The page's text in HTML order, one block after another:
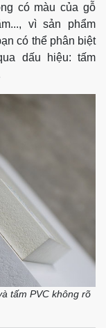
có màu của gỗ
vì sản phẩm
có thể phân biệt
dấu hiệu: tấm
tấm PVC không rõ